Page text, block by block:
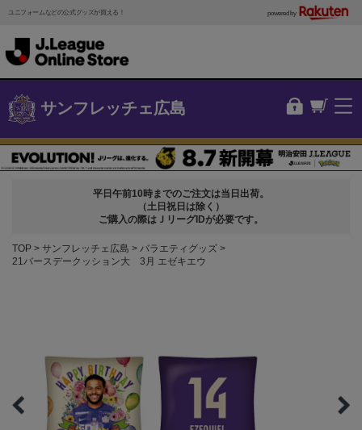
ユニフォームなどの公式グッズが買える！ powered by
サンフレッチェ広島
平日午前10時までのご注文は当日出荷。
（土日祝日は除く）
ご購入の際はＪリーグIDが必要です。
TOP サンフレッチェ広島
バラエティグッズ
21バースデークッション大 3月 エゼキエウ